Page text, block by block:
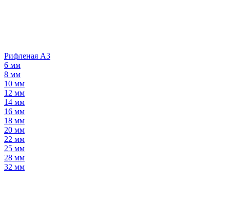
Рифленая А3
6 мм
8 мм
10 мм
12 мм
14 мм
16 мм
18 мм
20 мм
22 мм
25 мм
28 мм
32 мм